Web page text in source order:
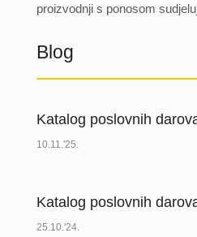
proizvodnji s ponosom
Blog
Katalog poslovnih
10.11.'25.
Katalog poslovnih
25.10.'24.